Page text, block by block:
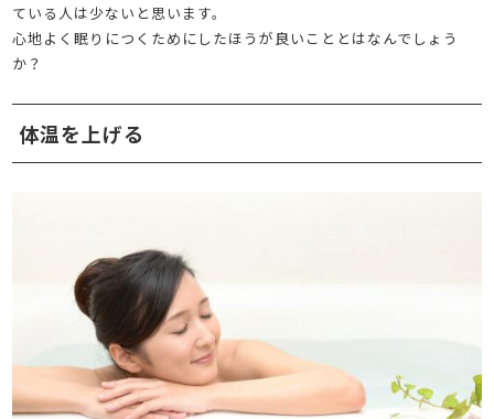
ている人は少ないと思います。
心地よく眠りにつくためにしたほうが良いこととはなんでしょう
か？
体温を上げる